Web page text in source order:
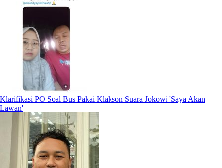
Klarifikasi PO Soal Bus Pakai Klakson Suara Jokowi 'Saya Akan
Lawan'